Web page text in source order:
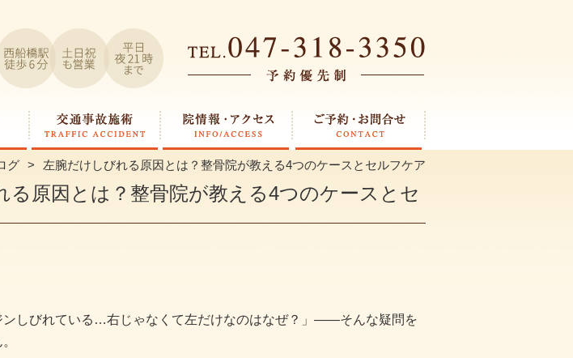
グ 左腕だけしびれる原因とは？整骨院が教える4つのケースとセルフケア
る原因とは？整骨院が教える4つのケースとセ
ンしびれている…右じゃなくて左だけなのはなぜ？」——そんな疑問を